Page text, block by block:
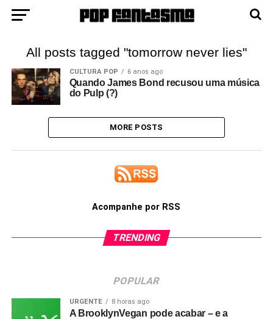
All posts tagged "tomorrow never lies"
CULTURA POP 6 anos ago
Quando James Bond recusou uma música
do Pulp (?)
MORE POSTS
Acompanhe por RSS
TRENDING
POPULAR
URGENTE 8 horas ago
A BrooklynVegan pode acabar – e a